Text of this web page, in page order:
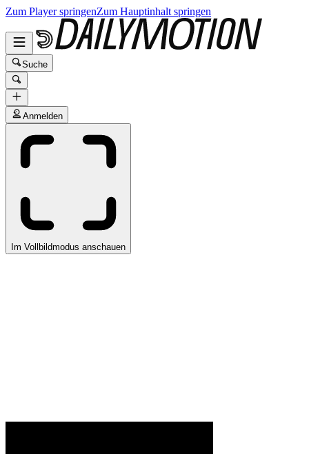
Zum Player springenZum Hauptinhalt springen
Suche
Anmelden
Im Vollbildmodus anschauen